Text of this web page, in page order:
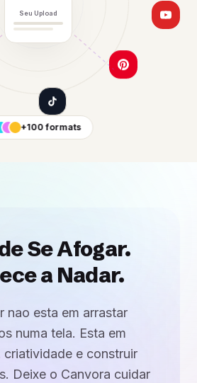
Seu Upload
+100 formats
Se Afogar.
a Nadar.
nao esta em arrastar
numa tela. Esta em
criatividade e construir
Deixe o Canvora cuidar